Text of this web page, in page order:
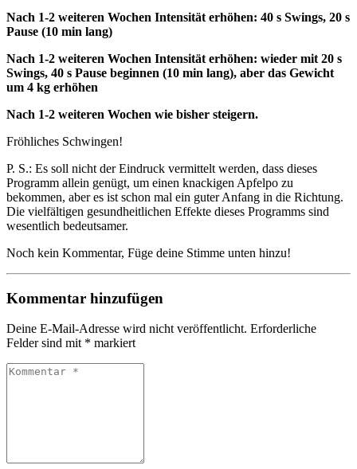
Nach 1-2 weiteren Wochen Intensität erhöhen: 40 s Swings, 20 s
Pause (10 min lang)
Nach 1-2 weiteren Wochen Intensität erhöhen: wieder mit 20 s
Swings, 40 s Pause beginnen (10 min lang), aber das Gewicht
um 4 kg erhöhen
Nach 1-2 weiteren Wochen wie bisher steigern.
Fröhliches Schwingen!
P. S.: Es soll nicht der Eindruck vermittelt werden, dass dieses
Programm allein genügt, um einen knackigen Apfelpo zu
bekommen, aber es ist schon mal ein guter Anfang in die Richtung.
Die vielfältigen gesundheitlichen Effekte dieses Programms sind
wesentlich bedeutsamer.
Noch kein Kommentar, Füge deine Stimme unten hinzu!
Kommentar hinzufügen
Deine E-Mail-Adresse wird nicht veröffentlicht. Erforderliche
Felder sind mit * markiert
Kommentar